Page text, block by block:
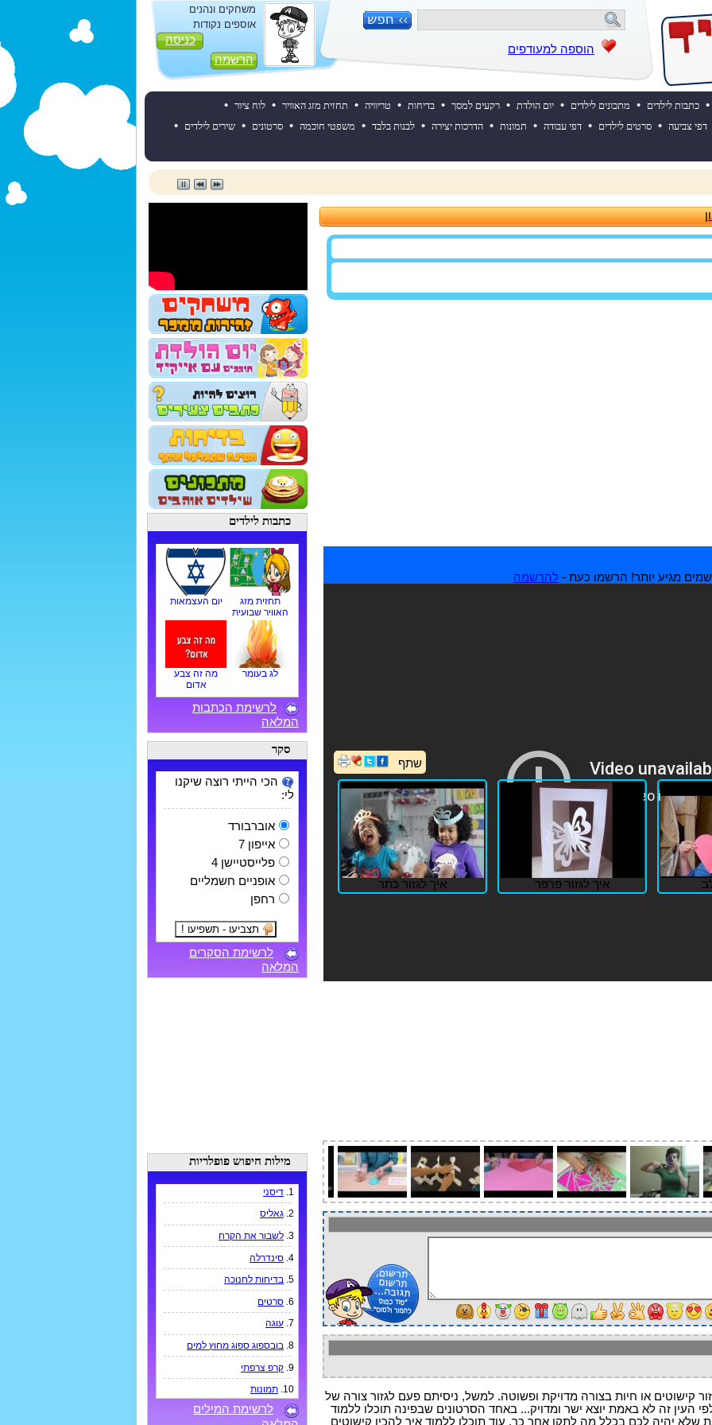
הוספה למעודפים
משחקים ונהנים
אוספים נקודות
כניסה
הרשמה
• כתבות לילדים • מתכונים לילדים • יום הולדת • רקעים למסך • בדיחות • טריוויה • תחזית מזג האוויר • לוח ציור •
דפי צביעה • סרטים לילדים • דפי עבודה • תמונות • הדרכות יצירה • לבנות בלבד • משפטי חוכמה • סרטונים • שירים לילדים •
מגיע יותר! הרשמו כעת - להרשמה
שתף
איך לגזור פרפר איך לגזור כתר
קישוטים או חיות בצורה מדויקת ופשוטה. למשל, ניסיתם פעם לגזור צורה של
העין זה לא באמת יוצא ישר ומדויק... באחד הסרטונים שבפינה תוכלו ללמוד
שלא יהיה לכם בכלל מה לתקן אחר כך. עוד תוכלו ללמוד איך להכין קישוטים
כתבות לילדים
תחזית מזג
האוויר שבועית
יום העצמאות
לג בעומר
מה זה צבע
אדום
לרשימת הכתבות
המלאה
סקר
הכי הייתי רוצה שיקנו
לי:
אוברבורד
אייפון 7
פלייסטיישן 4
אופניים חשמליים
רחפן
לרשימת הסקרים
המלאה
מילות חיפוש פופלריות
1. דיסני
2. גאליס
3. לשבור את הקרח
4. סינדרלה
5. בדיחות לחנוכה
6. סרטים
7. עוגה
8. בובספוג ספוג מחוץ למים
9. קרפ צרפתי
10. תמונות
לרשימת המילים